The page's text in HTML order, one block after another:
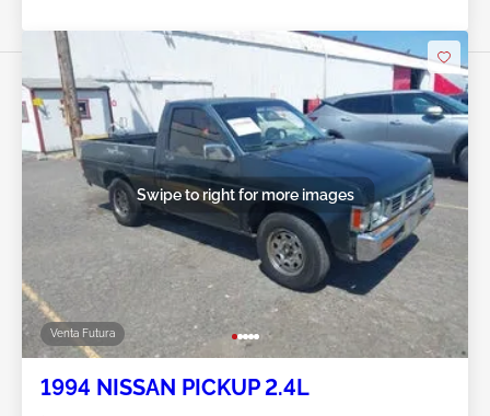
Venta Futura
Swipe to right for more images
1994 NISSAN PICKUP 2.4L